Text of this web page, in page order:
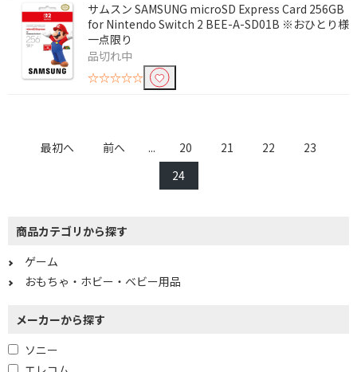
サムスン SAMSUNG microSD Express Card 256GB
for Nintendo Switch 2 BEE-A-SD01B ※おひとり様
一点限り
品切れ中
☆☆☆☆☆
最初へ 前へ ... 20 21 22
23
24
商品カテゴリから探す
ゲーム
おもちゃ・ホビー・ベビー用品
メーカーから探す
ソニー